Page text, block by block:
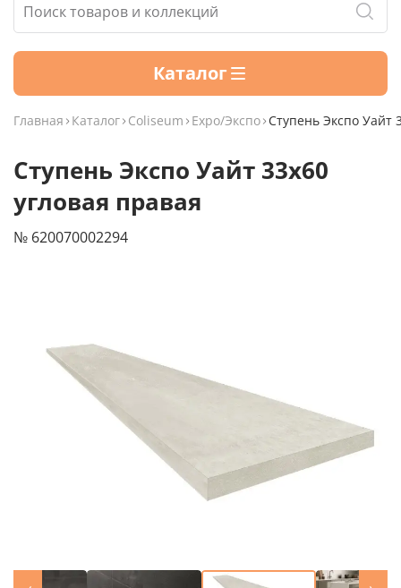
Каталог
Главная Каталог Coliseum Expo/Экспо Ступень Экспо Уайт
Ступень Экспо Уайт 33x60
угловая правая
№ 620070002294